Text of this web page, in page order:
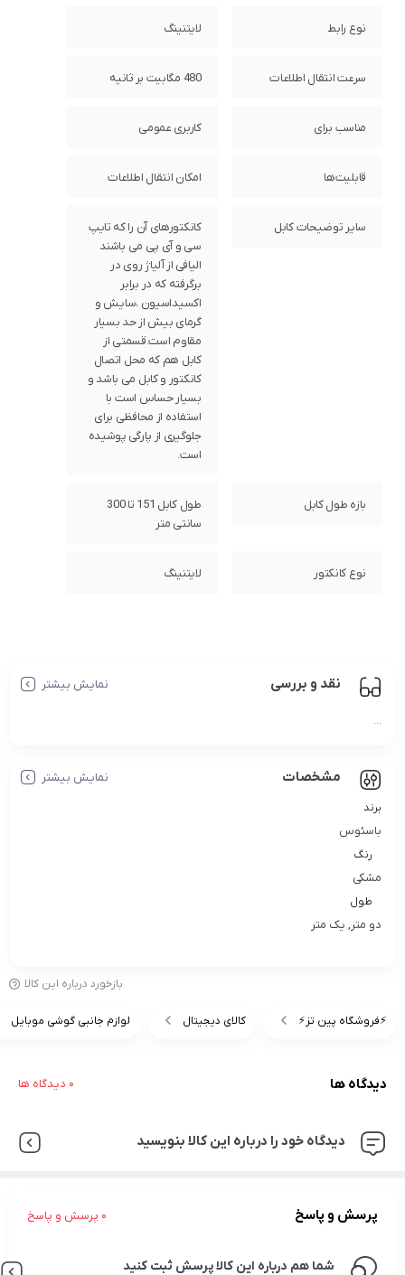
نوع رابط لایتنینگ
سرعت انتقال اطلاعات 480 مگابیت بر ثانیه
مناسب برای کاربری عمومی
قابلیت‌ها امکان انتقال اطلاعات
سایر توضیحات کابل
کانکتورهای آن را که تایپ
سی و آی پی می باشند
الیافی از آلیاژ روی در
برگرفته که در برابر
اکسیداسیون ،سایش و
گرمای بیش از حد بسیار
مقاوم است.قسمتی از
کابل هم که محل اتصال
کانکتور و کابل می باشد و
بسیار حساس است با
استفاده از محافظی برای
جلوگیری از پارگی پوشیده
است.
بازه طول کابل
طول کابل 151 تا 300
سانتی متر
نوع کانکتور لایتنینگ
نقد و بررسی نمایش بیشتر
...
مشخصات نمایش بیشتر
برند
باسئوس
رنگ
مشکی
طول
دو متر, یک متر
بازخورد درباره این کالا
⚡️فروشگاه پین تز⚡️ کالای دیجیتال لوازم جانبی گوشی موبایل
دیدگاه ها 0 دیدگاه ها
دیدگاه خود را درباره این کالا بنویسید
پرسش و پاسخ 0 پرسش و پاسخ
شما هم درباره این کالا پرسش ثبت کنید